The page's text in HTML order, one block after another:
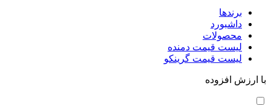
برندها
داشبورد
محصولات
لیست قیمت دمنده
لیست قیمت گرینکو
با ارزش افزوده